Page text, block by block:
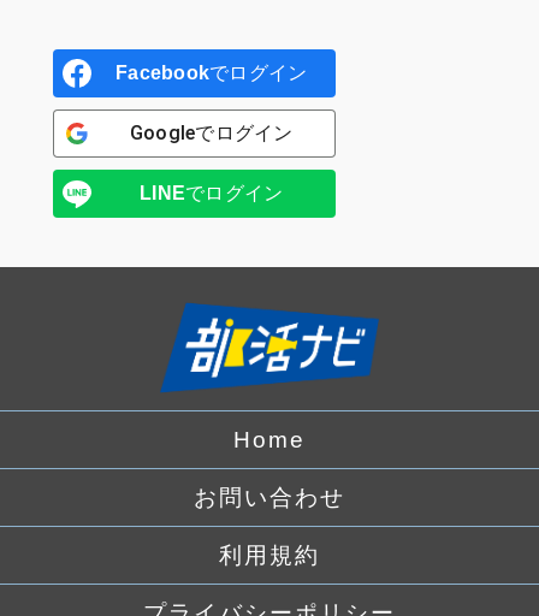
Facebookでログイン
Googleでログイン
LINEでログイン
Home
お問い合わせ
利用規約